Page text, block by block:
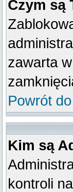
Czym są
zawarta
Powrót
Kim są
kontroli